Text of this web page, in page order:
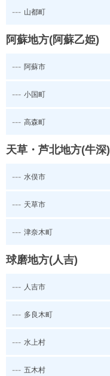
--- 山都町
阿蘇地方(阿蘇乙姫)
--- 阿蘇市
--- 小国町
--- 高森町
天草・芦北地方(牛深)
--- 水俣市
--- 天草市
--- 津奈木町
球磨地方(人吉)
--- 人吉市
--- 多良木町
--- 水上村
--- 五木村